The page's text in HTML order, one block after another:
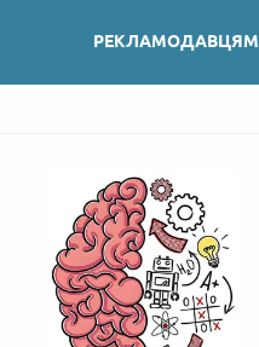
РЕКЛАМОДАВЦЯМ